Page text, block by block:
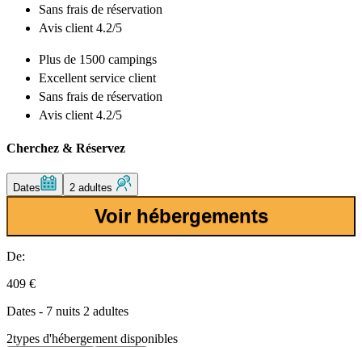
Sans frais de réservation
Avis client 4.2/5
Plus de 1500 campings
Excellent service client
Sans frais de réservation
Avis client 4.2/5
Cherchez & Réservez
Dates 2 adultes
Voir hébergements
De:
409 €
Dates - 7 nuits 2 adultes
2types d'hébergement disponibles